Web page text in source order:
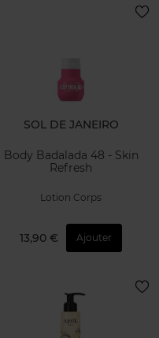
SOL DE JANEIRO
Body Badalada 48 - Skin
Refresh
Lotion Corps
13,90 € Ajouter